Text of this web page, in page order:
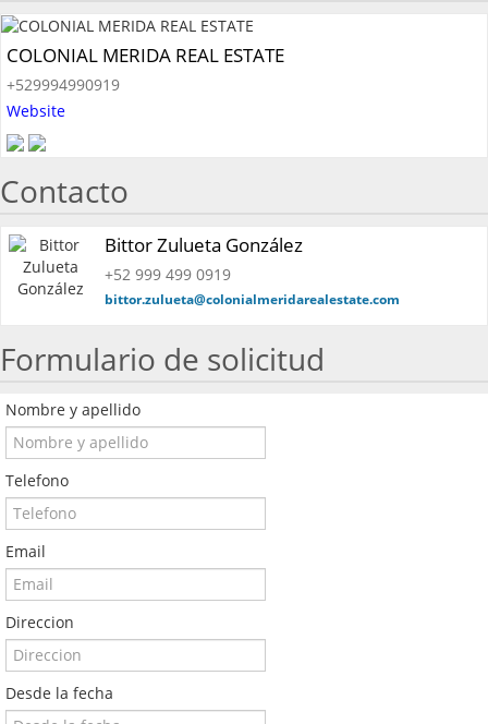
COLONIAL MERIDA REAL ESTATE
+529994990919
Website
Contacto
Bittor Zulueta González
+52 999 499 0919
bittor.zulueta@colonialmeridarealestate.com
Formulario de solicitud
Nombre y apellido
Telefono
Email
Direccion
Desde la fecha